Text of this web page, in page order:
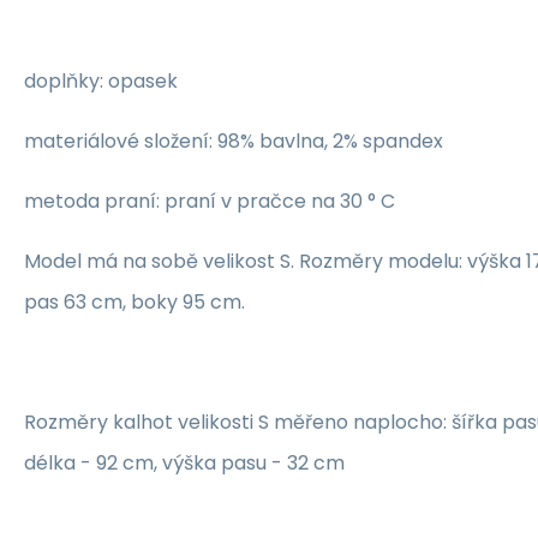
doplňky: opasek
materiálové složení: 98% bavlna, 2% spandex
metoda praní: praní v pračce na 30 ° C
Model má na sobě velikost S. Rozměry modelu: výška
pas 63 cm, boky 95 cm.
Rozměry kalhot velikosti S měřeno naplocho: šířka
délka - 92 cm, výška pasu - 32 cm